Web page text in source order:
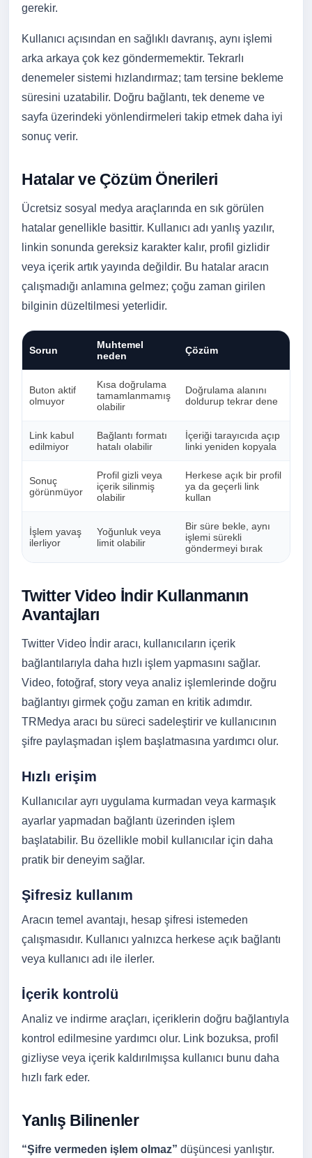
gerekir.
Kullanıcı açısından en sağlıklı davranış, aynı işlemi
arka arkaya çok kez göndermemektir. Tekrarlı
denemeler sistemi hızlandırmaz; tam tersine bekleme
süresini uzatabilir. Doğru bağlantı, tek deneme ve
sayfa üzerindeki yönlendirmeleri takip etmek daha iyi
sonuç verir.
Hatalar ve Çözüm Önerileri
Ücretsiz sosyal medya araçlarında en sık görülen
hatalar genellikle basittir. Kullanıcı adı yanlış yazılır,
linkin sonunda gereksiz karakter kalır, profil gizlidir
veya içerik artık yayında değildir. Bu hatalar aracın
çalışmadığı anlamına gelmez; çoğu zaman girilen
bilginin düzeltilmesi yeterlidir.
Sorun
Muhtemel
neden
Çözüm
Buton aktif
olmuyor
Kısa doğrulama
tamamlanmamış
olabilir
Doğrulama alanını
doldurup tekrar dene
Link kabul
edilmiyor
Bağlantı formatı
hatalı olabilir
İçeriği tarayıcıda açıp
linki yeniden kopyala
Sonuç
görünmüyor
Profil gizli veya
içerik silinmiş
olabilir
Herkese açık bir profil
ya da geçerli link
kullan
İşlem yavaş
ilerliyor
Yoğunluk veya
limit olabilir
Bir süre bekle, aynı
işlemi sürekli
göndermeyi bırak
Twitter Video İndir Kullanmanın
Avantajları
Twitter Video İndir aracı, kullanıcıların içerik
bağlantılarıyla daha hızlı işlem yapmasını sağlar.
Video, fotoğraf, story veya analiz işlemlerinde doğru
bağlantıyı girmek çoğu zaman en kritik adımdır.
TRMedya aracı bu süreci sadeleştirir ve kullanıcının
şifre paylaşmadan işlem başlatmasına yardımcı olur.
Hızlı erişim
Kullanıcılar ayrı uygulama kurmadan veya karmaşık
ayarlar yapmadan bağlantı üzerinden işlem
başlatabilir. Bu özellikle mobil kullanıcılar için daha
pratik bir deneyim sağlar.
Şifresiz kullanım
Aracın temel avantajı, hesap şifresi istemeden
çalışmasıdır. Kullanıcı yalnızca herkese açık bağlantı
veya kullanıcı adı ile ilerler.
İçerik kontrolü
Analiz ve indirme araçları, içeriklerin doğru bağlantıyla
kontrol edilmesine yardımcı olur. Link bozuksa, profil
gizliyse veya içerik kaldırılmışsa kullanıcı bunu daha
hızlı fark eder.
Yanlış Bilinenler
“Şifre vermeden işlem olmaz” düşüncesi yanlıştır.